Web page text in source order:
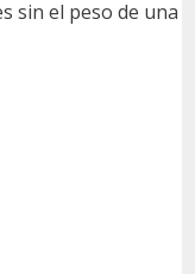
sin el peso de una